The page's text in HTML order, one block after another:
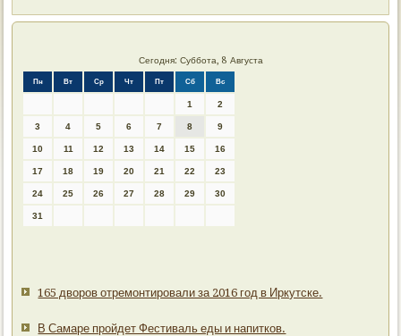
Сегодня: Суббота, 8 Августа
Пн Вт Ср Чт Пт Сб Вс
1 2
3 4 5 6 7 8 9
10 11 12 13 14 15 16
17 18 19 20 21 22 23
24 25 26 27 28 29 30
31
165 дворов отремонтировали за 2016 год в Иркутске.
В Самаре пройдет Фестиваль еды и напитков.